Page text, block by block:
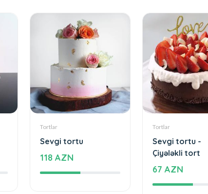
Tortlar
Sevgi tortu
118 AZN
Tortlar
Sevgi tortu -
Çiyələkli tort
67 AZN